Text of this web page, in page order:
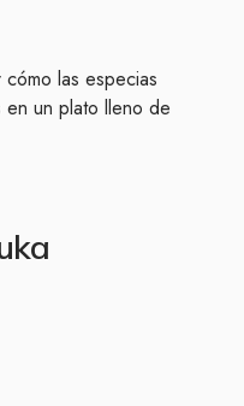
las especias
en un plato lleno de